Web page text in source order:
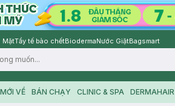
MặtTẩy tế bào chếtBiodermaNước GiặtBagsmart
VỀ BÁN CHẠY CLINIC & SPA DERMAHAIR